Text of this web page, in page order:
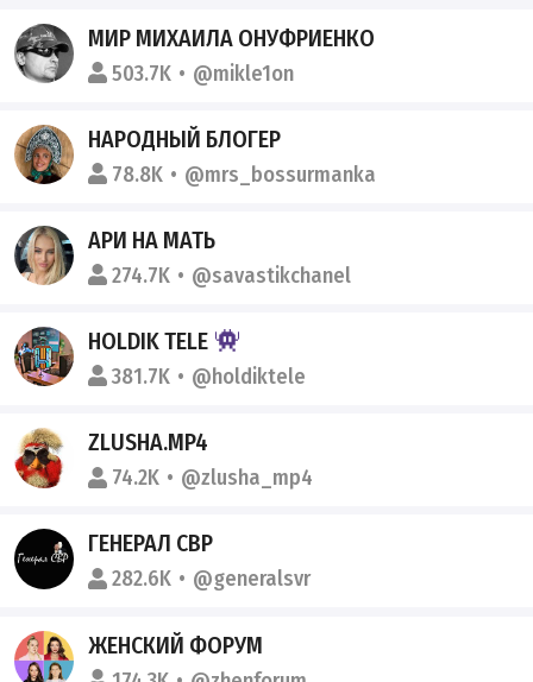
МИР МИХАИЛА ОНУФРИЕНКО
503.7K @mikle1on
НАРОДНЫЙ БЛОГЕР
78.8K @mrs_bossurmanka
АРИ НА МАТЬ
274.7K @savastikchanel
HOLDIK TELE
381.7K @holdiktele
ZLUSHA.MP4
74.2K @zlusha_mp4
ГЕНЕРАЛ СВР
282.6K @generalsvr
ЖЕНСКИЙ ФОРУМ